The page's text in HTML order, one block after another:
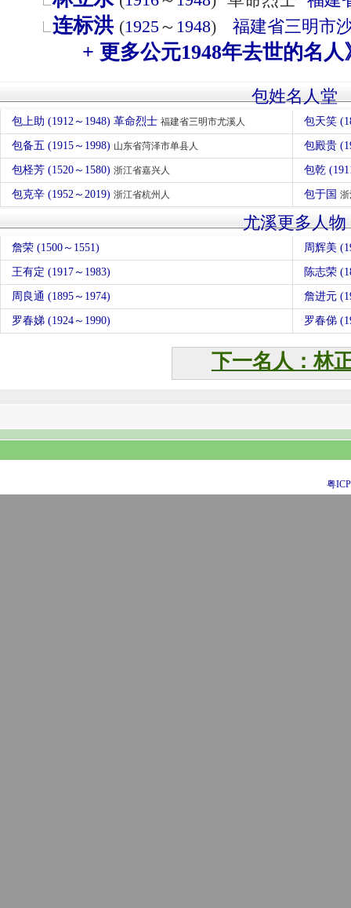
连标洪 (1925～ 1948) 福建省三明市
+ 更多公元1948年去世的名人
包姓名人堂
包上助 (1912～1948) 革命烈士 福建省三明市尤溪人 包天笑
包备五 (1915～1998) 山东省菏泽市单县人 包殿贵
包柽芳 (1520～1580) 浙江省嘉兴人 包乾
包克辛 (1952～2019) 浙江省杭州人 包于国
尤溪更多人物
詹荣 (1500～1551) 周辉美
王有定 (1917～1983) 陈志荣
周良通 (1895～1974) 詹进元
罗春娣 (1924～1990) 罗春俤
下一名人：林
粤